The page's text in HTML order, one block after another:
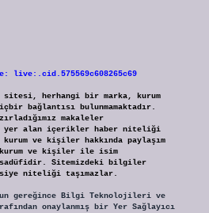
live:.cid.575569c608265c69
sitesi, herhangi bir marka, kurum
bağlantısı bulunmamaktadır.
makaleler
yer alan içerikler haber niteliği
kurum ve kişiler hakkında paylaşım
kurum ve kişiler ile isim
Sitemizdeki bilgiler
niteliği taşımazlar.
gereğince Bilgi Teknolojileri ve
onaylanmış bir Yer Sağlayıcı